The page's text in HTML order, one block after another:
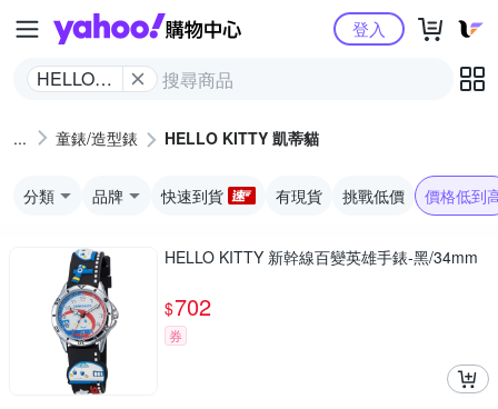
Yahoo購物中心
HELLO
蒂貓
登入
童錶/造型錶 HELLO KITTY 凱蒂貓
分類 品牌 快速到貨 有現貨 挑戰低價 價格低到
HELLO KITTY 新幹線百變英雄手錶-黑/34mm
$702
券